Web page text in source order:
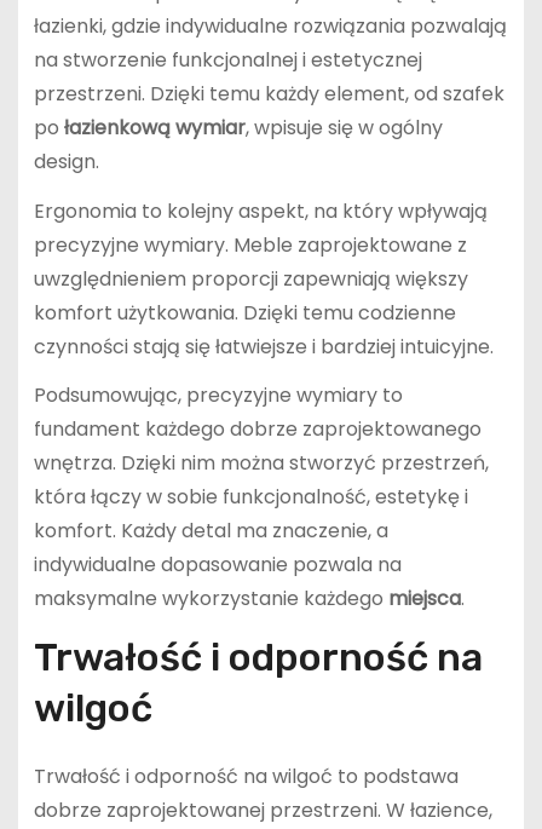
łazienki, gdzie indywidualne rozwiązania pozwalają
na stworzenie funkcjonalnej i estetycznej
przestrzeni. Dzięki temu każdy element, od szafek
po łazienkową wymiar, wpisuje się w ogólny
design.
Ergonomia to kolejny aspekt, na który wpływają
precyzyjne wymiary. Meble zaprojektowane z
uwzględnieniem proporcji zapewniają większy
komfort użytkowania. Dzięki temu codzienne
czynności stają się łatwiejsze i bardziej intuicyjne.
Podsumowując, precyzyjne wymiary to
fundament każdego dobrze zaprojektowanego
wnętrza. Dzięki nim można stworzyć przestrzeń,
która łączy w sobie funkcjonalność, estetykę i
komfort. Każdy detal ma znaczenie, a
indywidualne dopasowanie pozwala na
maksymalne wykorzystanie każdego miejsca.
Trwałość i odporność na
wilgoć
Trwałość i odporność na wilgoć to podstawa
dobrze zaprojektowanej przestrzeni. W łazience,